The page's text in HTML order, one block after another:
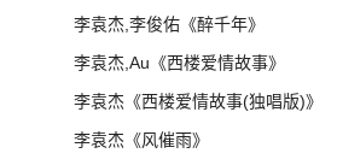
李袁杰,李俊佑《醉千年》
李袁杰,Au《西楼爱情故事》
李袁杰《西楼爱情故事(独唱版)》
李袁杰《风催雨》